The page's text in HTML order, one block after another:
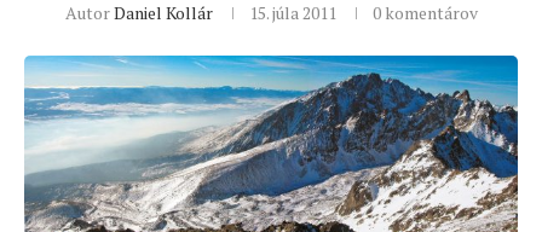
AutorDaniel Kollár 15. júla 2011 0 komentárov